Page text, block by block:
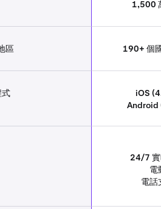
1,500
區 190+ 個
式
iOS
24/7
電
電話